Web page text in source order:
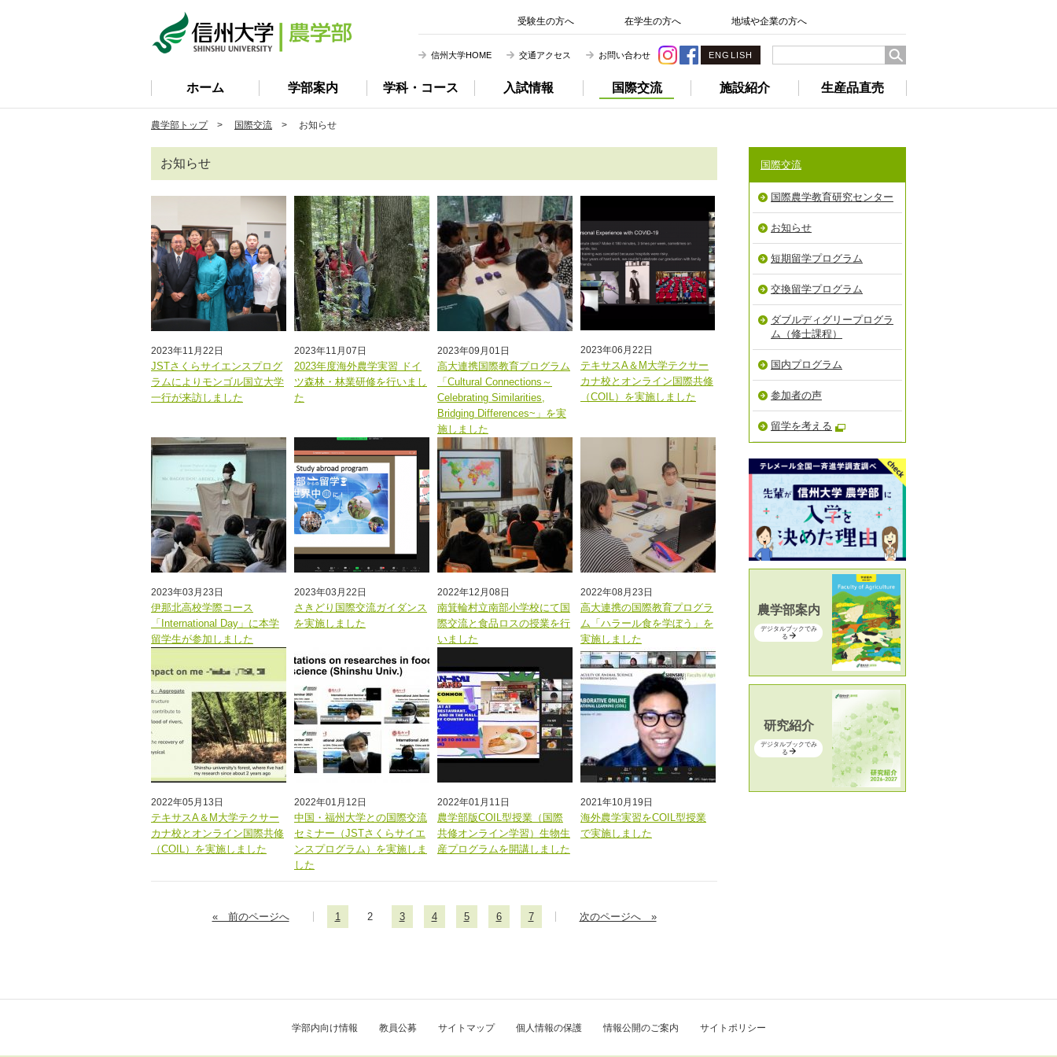
ホーム 学部案内 学科・コース 入試情報 国際交流 施設紹介 生産品直売
受験生の方へ 在学生の方へ 地域や企業の方へ
信州大学HOME 交通アクセス お問い合わせ ENGLISH
農学部トップ> 国際交流 > お知らせ
お知らせ
2023年11月22日
JSTさくらサイエンスプログ
ラムによりモンゴル国立大学
一行が来訪しました
2023年11月07日
2023年度海外農学実習 ドイ
ツ森林・林業研修を行いまし
た
2023年09月01日
高大連携国際教育プログラム
「Cultural Connections～
Celebrating Similarities,
Bridging Differences~」を実
施しました
2023年06月22日
テキサスA＆M大学テクサー
カナ校とオンライン国際共修
（COIL）を実施しました
2023年03月23日
伊那北高校学際コース
「International Day」に本学
留学生が参加しました
2023年03月22日
さきどり国際交流ガイダンス
を実施しました
2022年12月08日
南箕輪村立南部小学校にて国
際交流と食品ロスの授業を行
いました
2022年08月23日
高大連携の国際教育プログラ
ム「ハラール食を学ぼう」を
実施しました
2022年05月13日
テキサスA＆M大学テクサー
カナ校とオンライン国際共修
（COIL）を実施しました
2022年01月12日
中国・福州大学との国際交流
セミナー（JSTさくらサイエ
ンスプログラム）を実施しま
した
2022年01月11日
農学部版COIL型授業（国際
共修オンライン学習）生物生
産プログラムを開講しました
2021年10月19日
海外農学実習をCOIL型授業
で実施しました
« 前のページへ 1 2 3 4 5 6 7 次のページへ »
国際交流
国際農学教育研究センター
お知らせ
短期留学プログラム
交換留学プログラム
ダブルディグリープログラ
ム（修士課程）
国内プログラム
参加者の声
留学を考える
農学部案内
デジタルブックでみ
る
研究紹介
デジタルブックでみ
る
学部内向け情報 教員公募 サイトマップ 個人情報の保護 情報公開のご案内 サイトポリシー